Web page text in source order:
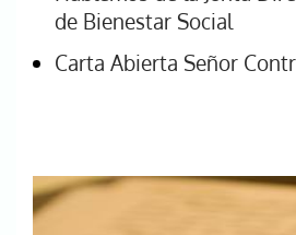
de Bienestar Social
Carta Abierta Señor